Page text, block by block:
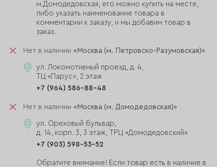
м.Домодедовская, его можно купить на месте,
либо указать наименование товара в
комментарии к заказу, и мы добавим товар в
заказ.
Нет в наличии «Москва (м. Петровско-Разумовская)»
ул. Локомотивный проезд, д. 4,
ТЦ «Парус», 2 этаж
+7 (964) 586-88-48
Нет в наличии «Москва (м. Домодедовская)»
ул. Ореховый бульвар,
д. 14, корп. 3, 3 этаж, ТРЦ «Домодедовский»
+7 (903) 598-53-52
Обратите внимание! Если товар есть в наличие в